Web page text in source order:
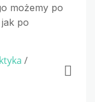
możemy po
po
/